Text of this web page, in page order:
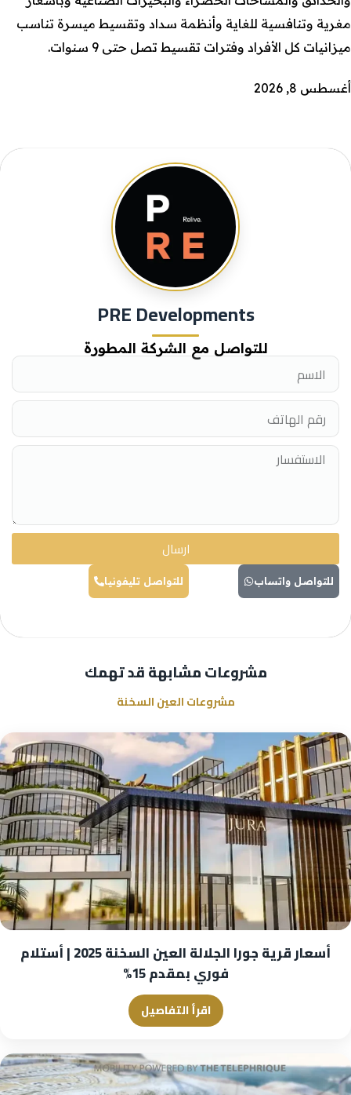
مغرية وتنافسية للغاية وأنظمة سداد وتقسيط ميسرة تناسب
ميزانيات كل الأفراد وفترات تقسيط تصل حتى 9 سنوات.
أغسطس 8, 2026
PRE Developments
للتواصل مع الشركة المطورة
ارسال
للتواصل واتساب للتواصل تليفونيا
مشروعات مشابهة قد تهمك
مشروعات العين السخنة
أسعار قرية جورا الجلالة العين السخنة 2025 | أستلام
فوري بمقدم 15%
اقرأ التفاصيل